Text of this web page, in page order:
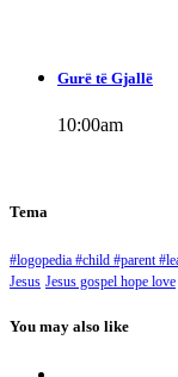
Gurë të Gjallë
10:00am
Tema
#logopedia #child #parent
Jesus Jesus gospel hope love
You may also like